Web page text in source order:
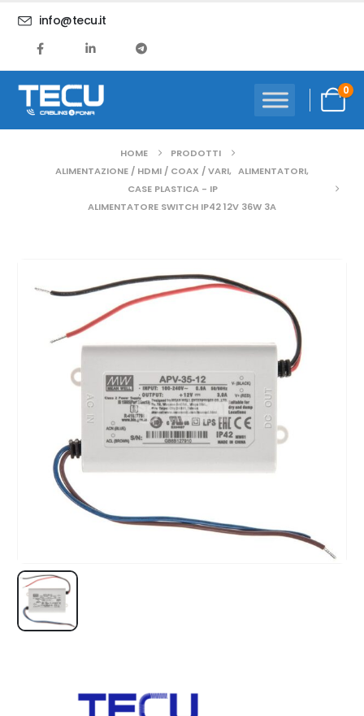
info@tecu.it
0
HOME
PRODOTTI
ALIMENTAZIONE / HDMI / COAX / VARI, ALIMENTATORI,
CASE PLASTICA - IP
ALIMENTATORE SWITCH IP42 12V 36W 3A